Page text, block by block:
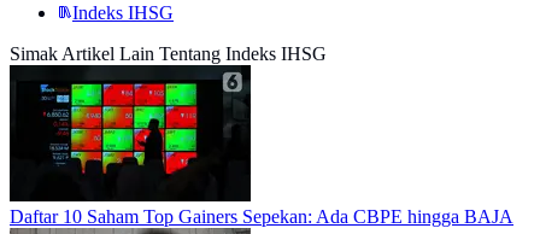
Indeks IHSG
Simak Artikel Lain Tentang Indeks IHSG
Daftar 10 Saham Top Gainers Sepekan: Ada CBPE hingga BAJA